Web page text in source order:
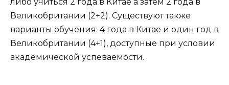
Великобритании (2+2). Существуют также
варианты обучения: 4 года в Китае и один год в
Великобритании (4+1), доступные при условии
академической успеваемости.